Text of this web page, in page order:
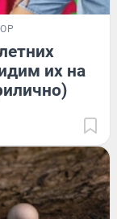
их на